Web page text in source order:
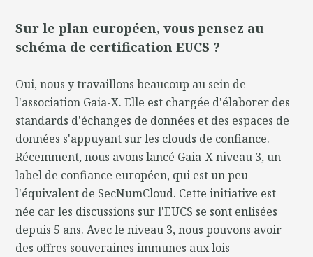
Sur le plan européen, vous pensez au
schéma de certification EUCS ?
Oui, nous y travaillons beaucoup au sein de
l'association Gaia-X. Elle est chargée d'élaborer des
standards d'échanges de données et des espaces de
données s'appuyant sur les clouds de confiance.
Récemment, nous avons lancé Gaia-X niveau 3, un
label de confiance européen, qui est un peu
l'équivalent de SecNumCloud. Cette initiative est
née car les discussions sur l'EUCS se sont enlisées
depuis 5 ans. Avec le niveau 3, nous pouvons avoir
des offres souveraines immunes aux lois